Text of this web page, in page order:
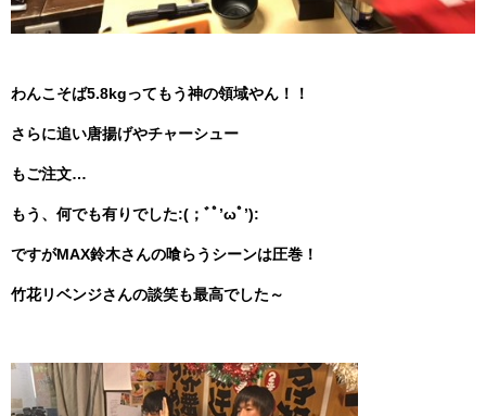
わんこそば5.8kgってもう神の領域やん！！
さらに追い唐揚げやチャーシュー
もご注文…
もう、何でも有りでした:(；ﾞﾟ’ωﾟ’):
ですがMAX鈴木さんの喰らうシーンは圧巻！
竹花リベンジさんの談笑も最高でした～